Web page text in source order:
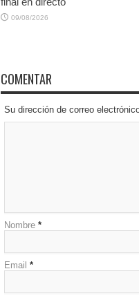
09/08/2026
COMENTAR
Su dirección de correo
Nombre *
Email *